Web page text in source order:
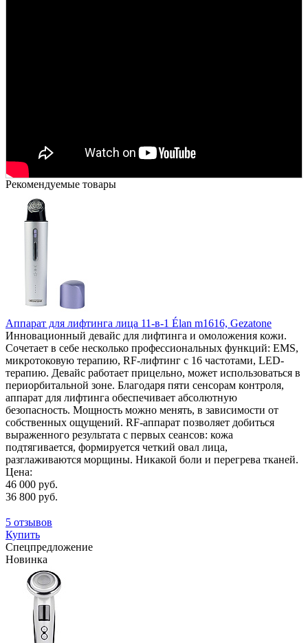
Рекомендуемые товары
Аппарат для лифтинга лица 11-в-1 Élan m1616, Gezatone
Инновационный девайс для лифтинга и омоложения кожи.
Сочетает в себе несколько профессиональных функций: EMS,
микротоковую терапию, RF-лифтинг с 16 частотами, LED-
терапию. Девайс работает прицельно, может использоваться в
периорбитальной зоне. Благодаря пяти сенсорам контроля,
аппарат для лифтинга обеспечивает абсолютную
безопасность. Мощность можно менять, в зависимости от
собственных ощущений. RF-аппарат позволяет добиться
выраженного результата с первых сеансов: кожа
подтягивается, формируется четкий овал лица,
разглаживаются морщины. Никакой боли и перегрева тканей.
Цена:
46 000 руб.
36 800 руб.
5 отзывов
Купить
Спецпредложение
Новинка